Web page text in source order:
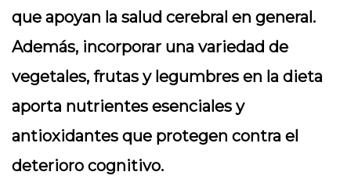
que apoyan la salud cerebral en general.
Además, incorporar una variedad de
vegetales, frutas y legumbres en la dieta
aporta nutrientes esenciales y
antioxidantes que protegen contra el
deterioro cognitivo.